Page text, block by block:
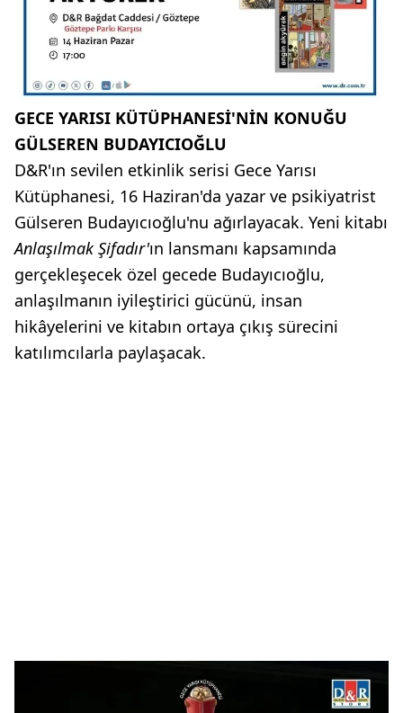
GECE YARISI KÜTÜPHANESİ'NİN KONUĞU
GÜLSEREN BUDAYICIOĞLU
D&R'ın sevilen etkinlik serisi Gece Yarısı
Kütüphanesi, 16 Haziran'da yazar ve psikiyatrist
Gülseren Budayıcıoğlu'nu ağırlayacak. Yeni kitabı
Anlaşılmak Şifadır'ın lansmanı kapsamında
gerçekleşecek özel gecede Budayıcıoğlu,
anlaşılmanın iyileştirici gücünü, insan
hikâyelerini ve kitabın ortaya çıkış sürecini
katılımcılarla paylaşacak.